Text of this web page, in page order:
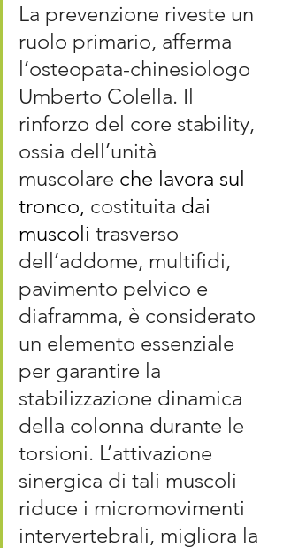
La prevenzione riveste un
ruolo primario, afferma
l’osteopata-chinesiologo
Umberto Colella. Il
rinforzo del core stability,
ossia dell’unità
muscolare che lavora sul
tronco, costituita dai
muscoli trasverso
dell’addome, multifidi,
pavimento pelvico e
diaframma, è considerato
un elemento essenziale
per garantire la
stabilizzazione dinamica
della colonna durante le
torsioni. L’attivazione
sinergica di tali muscoli
riduce i micromovimenti
intervertebrali, migliora la